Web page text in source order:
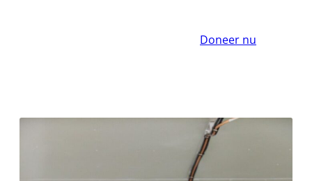
Doneer nu